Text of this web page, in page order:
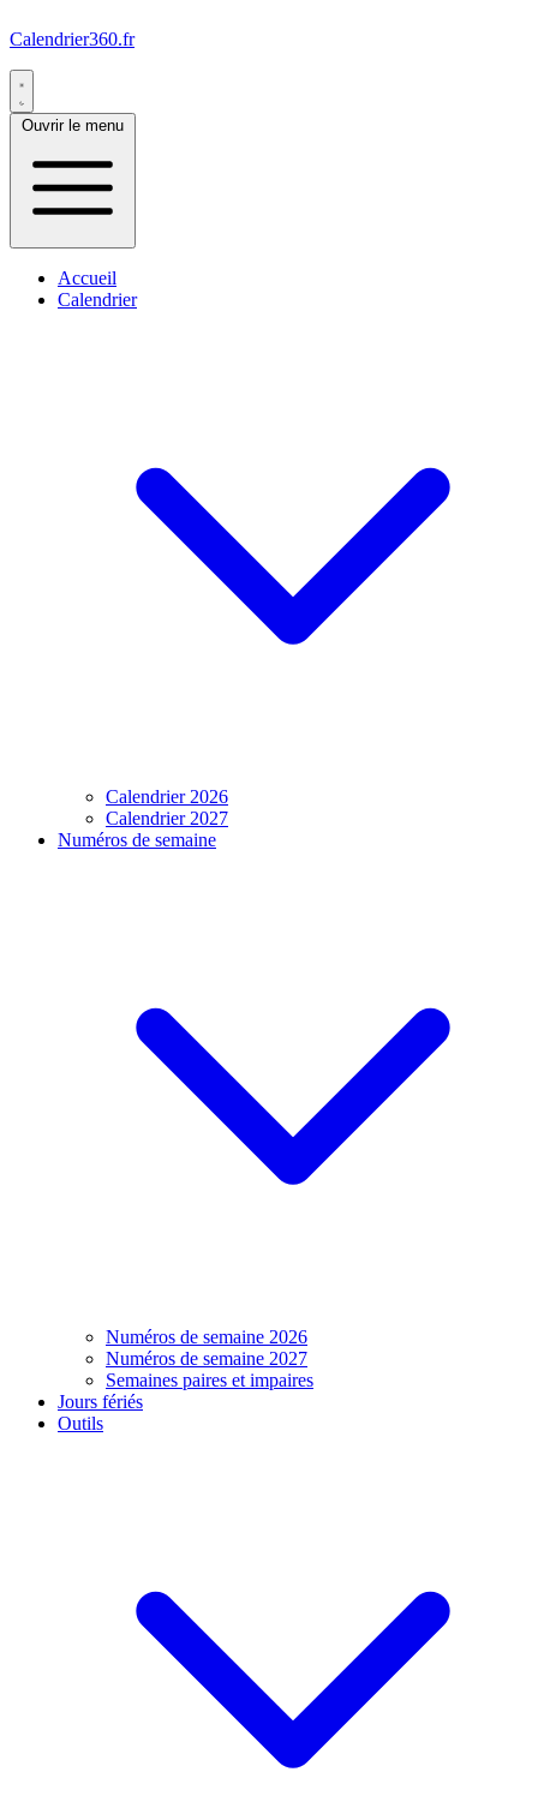
Calendrier360.fr
Ouvrir le menu
Accueil
Calendrier
Calendrier 2026
Calendrier 2027
Numéros de semaine
Numéros de semaine 2026
Numéros de semaine 2027
Semaines paires et impaires
Jours fériés
Outils